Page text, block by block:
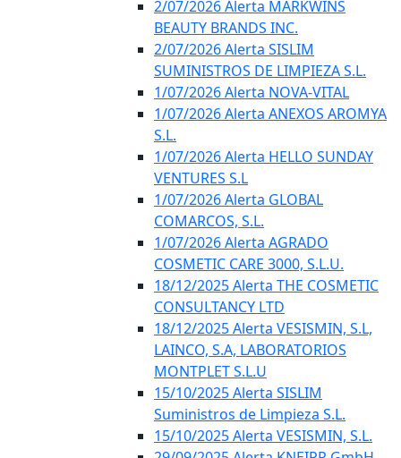
2/07/2026 Alerta MARKWINS
BEAUTY BRANDS INC.
2/07/2026 Alerta SISLIM
SUMINISTROS DE LIMPIEZA S.L.
1/07/2026 Alerta NOVA-VITAL
1/07/2026 Alerta ANEXOS AROMYA
S.L.
1/07/2026 Alerta HELLO SUNDAY
VENTURES S.L
1/07/2026 Alerta GLOBAL
COMARCOS, S.L.
1/07/2026 Alerta AGRADO
COSMETIC CARE 3000, S.L.U.
18/12/2025 Alerta THE COSMETIC
CONSULTANCY LTD
18/12/2025 Alerta VESISMIN, S.L,
LAINCO, S.A, LABORATORIOS
MONTPLET S.L.U
15/10/2025 Alerta SISLIM
Suministros de Limpieza S.L.
15/10/2025 Alerta VESISMIN, S.L.